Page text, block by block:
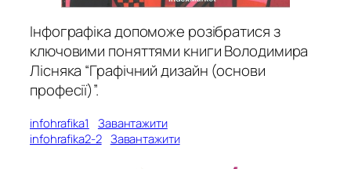
Інфографіка допоможе розібратися з
ключовими поняттями книги Володимира
Лісняка “Графічний дизайн (основи
професії)”.
infohrafika1
Завантажити
infohrafika2-2 Завантажити